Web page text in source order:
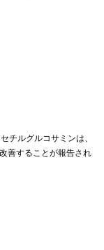
チルグルコサミンは、
善することが報告され